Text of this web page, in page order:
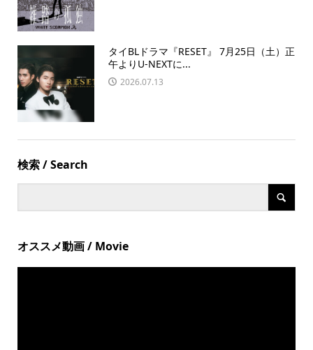
タイBLドラマ『RESET』 7月25日（土）正
午よりU-NEXTに...
2026.07.13
検索 / Search
オススメ動画 / Movie